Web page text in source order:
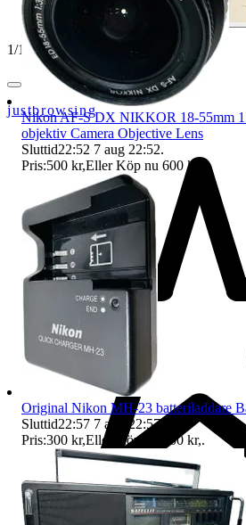
1/10
justbrowsing
Nikon AF-S DX NIKKOR 18-55mm
objektiv Camera Objective Lens
Sluttid22:52 7 aug 22:52.
Pris:500 kr,Eller Köp nu 600 kr
Original Nikon MH-23 batteriladdare
Sluttid22:57 7 aug 22:57.
Pris:300 kr,Eller Köp nu 500 kr,.